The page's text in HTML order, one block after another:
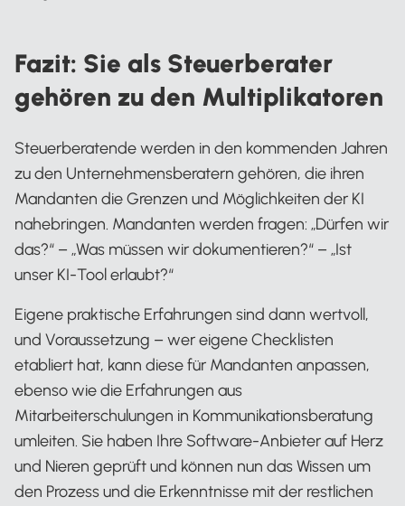
Fazit: Sie als Steuerberater
gehören zu den Multiplikatoren
Steuerberatende werden in den kommenden Jahren
zu den Unternehmensberatern gehören, die ihren
Mandanten die Grenzen und Möglichkeiten der KI
nahebringen. Mandanten werden fragen: „Dürfen wir
das?“ – „Was müssen wir dokumentieren?“ – „Ist
unser KI-Tool erlaubt?“
Eigene praktische Erfahrungen sind dann wertvoll,
und Voraussetzung – wer eigene Checklisten
etabliert hat, kann diese für Mandanten anpassen,
ebenso wie die Erfahrungen aus
Mitarbeiterschulungen in Kommunikationsberatung
umleiten. Sie haben Ihre Software-Anbieter auf Herz
und Nieren geprüft und können nun das Wissen um
den Prozess und die Erkenntnisse mit der restlichen